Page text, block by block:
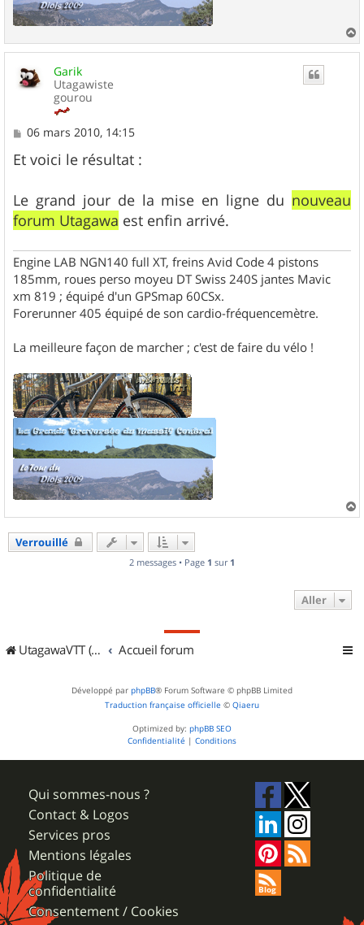
a
u
Garik
Utagawiste
gourou
M
s
s
g
e
06 mars 2010, 14:15
Et voici le résultat :
Le grand jour de la mise en ligne du nouveau
forum Utagawa est enfin arrivé.
Engine LAB NGN140 full XT, freins Avid Code 4 pistons
185mm, roues perso moyeu DT Swiss 240S jantes Mavic
xm 819 ; équipé d'un GPSmap 60CSx.
Forerunner 405 équipé de son cardio-fréquencemètre.
La meilleure façon de marcher ; c'est de faire du vélo !
a
Verrouillé
2 messages • Page 1 sur 1
Aller
UtagawaVTT (Randos VTT et VTTAE avec traces GPS) Accueil forum
Développé par phpBB® Forum Software © phpBB Limited
Traduction française officielle © Qiaeru
Optimized by: phpBB SEO
Confidentialité | Conditions
Qui sommes-nous ?
Contact & Logos
Services pros
Mentions légales
Politique de
confidentialité
Consentement / Cookies